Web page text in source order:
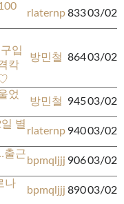
rlaternp83303/02
입
칵
방민철 86403/02
었
방민철 94503/02
별
rlaternp 94003/02
출근
bpmqljjj 90603/02
나
bpmqljjj 89003/02